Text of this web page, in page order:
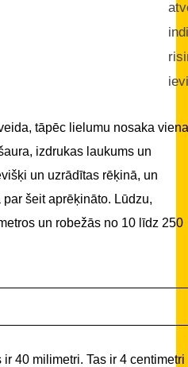
tāpēc lielumu nosaka
izdrukas laukums un
un uzrādītas rēķinā, un
šeit aprēķināto. Lūdzu,
un robežās no 10 līdz 250
40 milimetri. Tas ir 4 centimetri